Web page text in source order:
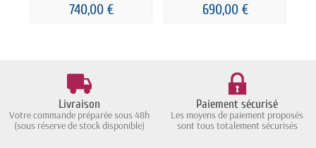
740,00 € 690,00 €
Livraison
Votre commande préparée sous 48h
(sous réserve de stock disponible)
Paiement sécurisé
Les moyens de paiement proposés
sont tous totalement sécurisés